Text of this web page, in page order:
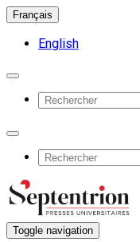
Français
English
Toggle navigation